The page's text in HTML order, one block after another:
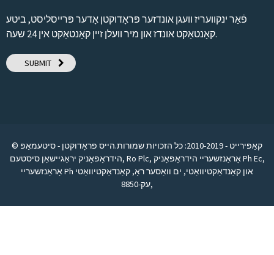
פֿאַר ינקוועריז וועגן אונדזער פּראָדוקטן אָדער פּרייסליסט, ביטע
קאָנטאַקט אונדז און מיר וועלן זיין קאָנטאַקט אין 24 שעה.
SUBMIT
© קאַפּירייט - 2010-2019: כל הזכויות שמורות. הייס פּראָדוקטן -סיטעמאַפּ
הידראָפּאָניק יראַגיישאַן סיסטעם, Ro Plc, אָראַנזשעריי הידראָפּאָניק Ph Ec,
אָראַנזשעריי Ph און קאַנדאַקטיוואַטי, ים וואַסער ראָ, קאַנדאַקטיוואַטי
עק-8850,